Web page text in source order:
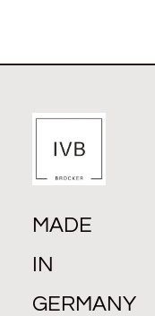
MADE
IN
GERMANY